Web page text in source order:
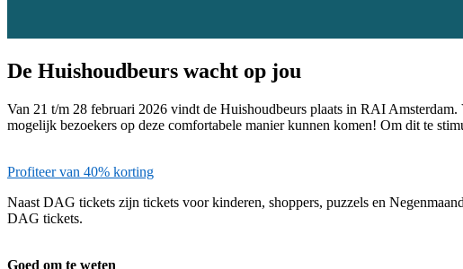
De Huishoudbeurs wacht op jou
Van 21 t/m 28 februari 2026 vindt de Huishoudbeurs plaats in RAI Amsterdam.
mogelijk bezoekers op deze comfortabele manier kunnen komen! Om dit te
Profiteer van 40% korting
Naast DAG tickets zijn tickets voor kinderen, shoppers, puzzels en
DAG tickets.
Goed om te weten